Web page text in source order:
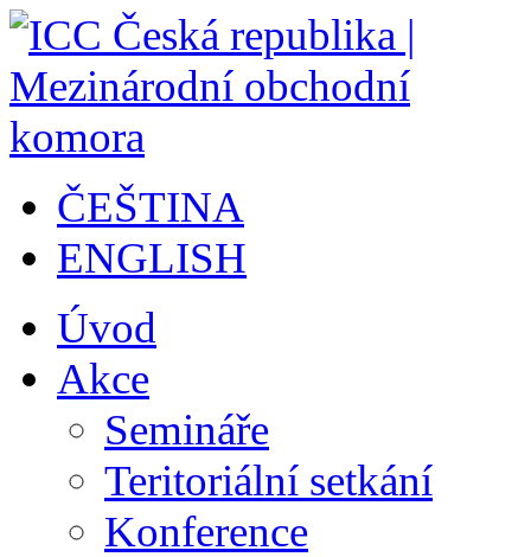
ČEŠTINA
ENGLISH
Úvod
Akce
Semináře
Teritoriální setkání
Konference